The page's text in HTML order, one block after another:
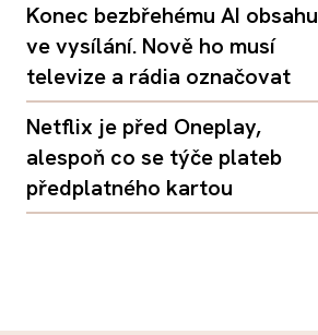
Konec bezbřehému AI obsahu
ve vysílání. Nově ho musí
televize a rádia označovat
Netflix je před Oneplay,
alespoň co se týče plateb
předplatného kartou